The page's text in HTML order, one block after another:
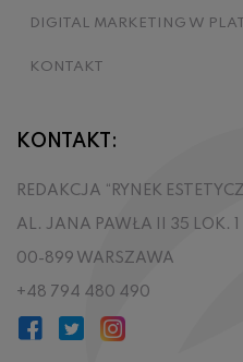
DIGITAL MARKETING W
KONTAKT
KONTAKT:
REDAKCJA “RYNEK
AL. JANA PAWŁA II 35 LOK. 1
00-899 WARSZAWA
+48 794 480 490